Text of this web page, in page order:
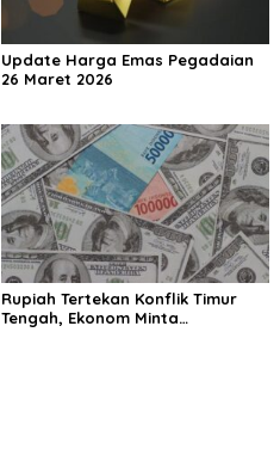
Update Harga Emas Pegadaian
26 Maret 2026
Rupiah Tertekan Konflik Timur
Tengah, Ekonom Minta